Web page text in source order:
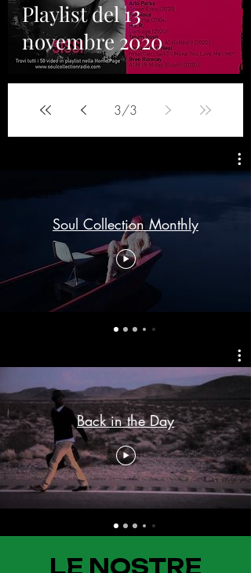
Playlist del 13
novembre 2020
3/3
Soul Collection Monthly
Back in the Day
LE NOSTRE